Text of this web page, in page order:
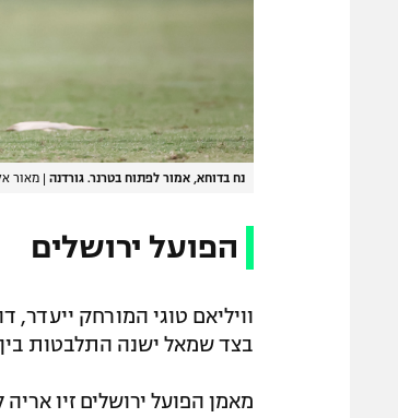
נח בדוחא, אמור לפתוח בטרנר. גורדנה | מאור
הפועל ירושלים
וויליאם טוגי המורחק ייעדר,
בצד שמאל ישנה התלבטות בין
מאמן הפועל ירושלים זיו